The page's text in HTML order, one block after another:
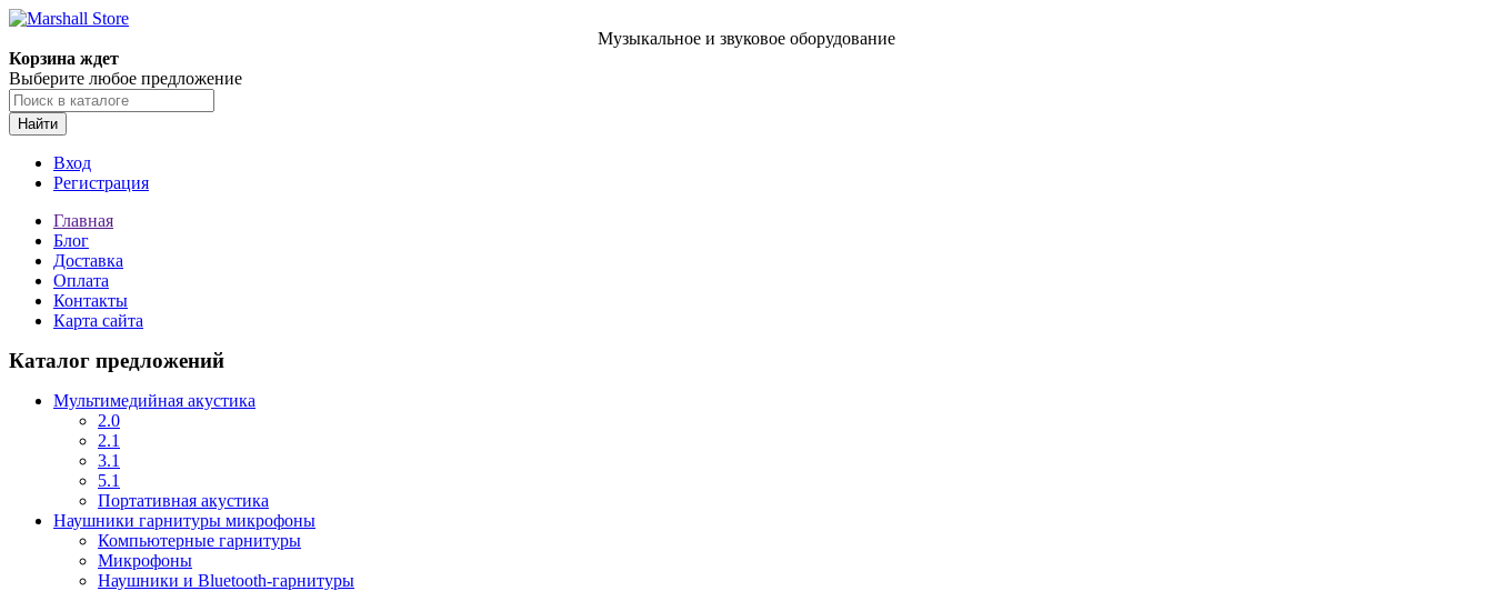
Музыкальное и звуковое оборудование
Корзина ждет
Выберите любое предложение
Найти
Вход
Регистрация
Главная
Блог
Доставка
Оплата
Контакты
Карта сайта
Каталог предложений
Мультимедийная акустика
2.0
2.1
3.1
5.1
Портативная акустика
Наушники гарнитуры микрофоны
Компьютерные гарнитуры
Микрофоны
Наушники и Bluetooth-гарнитуры